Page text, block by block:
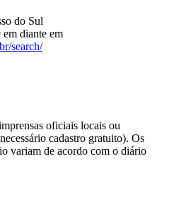
do Sul
diante em
search/
oficiais locais ou
cadastro gratuito). Os
variam de acordo com o diário